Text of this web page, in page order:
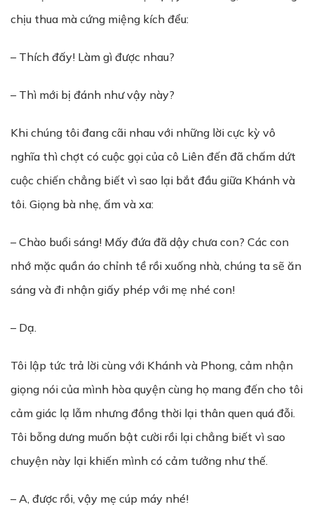
chịu thua mà cứng miệng kích đểu:
– Thích đấy! Làm gì được nhau?
– Thì mới bị đánh như vậy này?
Khi chúng tôi đang cãi nhau với những lời cực kỳ vô
nghĩa thì chợt có cuộc gọi của cô Liên đến đã chấm dứt
cuộc chiến chẳng biết vì sao lại bắt đầu giữa Khánh và
tôi. Giọng bà nhẹ, ấm và xa:
– Chào buổi sáng! Mấy đứa đã dậy chưa con? Các con
nhớ mặc quần áo chỉnh tề rồi xuống nhà, chúng ta sẽ ăn
sáng và đi nhận giấy phép với mẹ nhé con!
– Dạ.
Tôi lập tức trả lời cùng với Khánh và Phong, cảm nhận
giọng nói của mình hòa quyện cùng họ mang đến cho tôi
cảm giác lạ lẫm nhưng đồng thời lại thân quen quá đỗi.
Tôi bỗng dưng muốn bật cười rồi lại chẳng biết vì sao
chuyện này lại khiến mình có cảm tưởng như thế.
– A, được rồi, vậy mẹ cúp máy nhé!